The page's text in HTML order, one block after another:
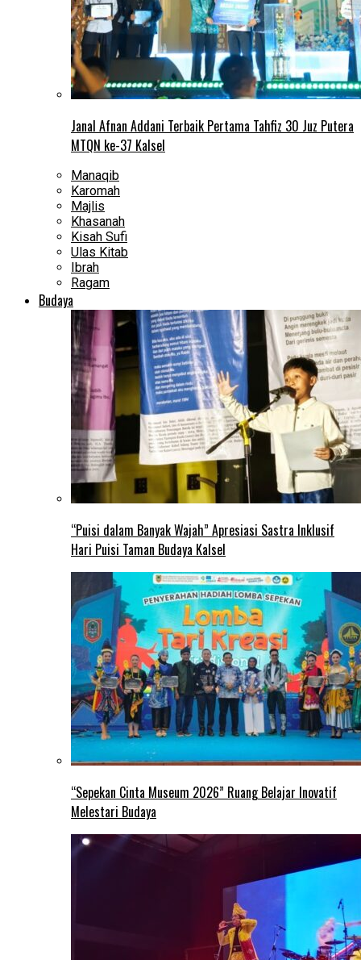
Janal Afnan Addani Terbaik Pertama Tahfiz 30 Juz Putera
MTQN ke-37 Kalsel
Manaqib
Karomah
Majlis
Khasanah
Kisah Sufi
Ulas Kitab
Ibrah
Ragam
Budaya
“Puisi dalam Banyak Wajah” Apresiasi Sastra Inklusif
Hari Puisi Taman Budaya Kalsel
“Sepekan Cinta Museum 2026” Ruang Belajar Inovatif
Melestari Budaya